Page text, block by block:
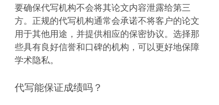
要确保代写机构不会将其论文内容泄露给第三
方。正规的代写机构通常会承诺不将客户的论文
用于其他用途，并提供相应的保密协议。选择那
些具有良好信誉和口碑的机构，可以更好地保障
学术隐私。
代写能保证成绩吗？